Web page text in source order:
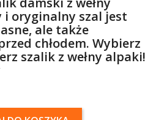
i oryginalny szal jest
ale także
chłodem. Wybierz
szalik z wełny alpaki!